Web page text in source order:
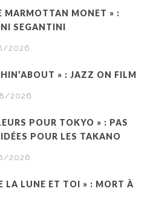
MARMOTTAN MONET » :
SEGANTINI
2026
» : JAZZ ON FILM
2026
POUR TOKYO » : PAS
POUR LES TAKANO
2026
LA LUNE ET TOI » : MORT À